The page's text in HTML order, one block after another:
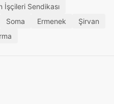
İşçileri Sendikası
Soma Ermenek
Şirvan